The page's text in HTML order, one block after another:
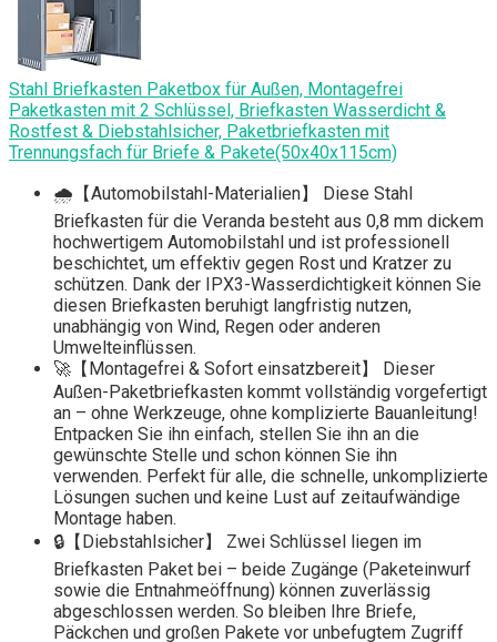
Stahl Briefkasten Paketbox für Außen, Montagefrei
Paketkasten mit 2 Schlüssel, Briefkasten Wasserdicht &
Rostfest & Diebstahlsicher, Paketbriefkasten mit
Trennungsfach für Briefe & Pakete(50x40x115cm)
🌧️【Automobilstahl-Materialien】 Diese Stahl
Briefkasten für die Veranda besteht aus 0,8 mm dickem
hochwertigem Automobilstahl und ist professionell
beschichtet, um effektiv gegen Rost und Kratzer zu
schützen. Dank der IPX3-Wasserdichtigkeit können Sie
diesen Briefkasten beruhigt langfristig nutzen,
unabhängig von Wind, Regen oder anderen
Umwelteinflüssen.
🚀【Montagefrei & Sofort einsatzbereit】 Dieser
Außen-Paketbriefkasten kommt vollständig vorgefertigt
an – ohne Werkzeuge, ohne komplizierte Bauanleitung!
Entpacken Sie ihn einfach, stellen Sie ihn an die
gewünschte Stelle und schon können Sie ihn
verwenden. Perfekt für alle, die schnelle, unkomplizierte
Lösungen suchen und keine Lust auf zeitaufwändige
Montage haben.
🔒【Diebstahlsicher】 Zwei Schlüssel liegen im
Briefkasten Paket bei – beide Zugänge (Paketeinwurf
sowie die Entnahmeöffnung) können zuverlässig
abgeschlossen werden. So bleiben Ihre Briefe,
Päckchen und großen Pakete vor unbefugtem Zugriff